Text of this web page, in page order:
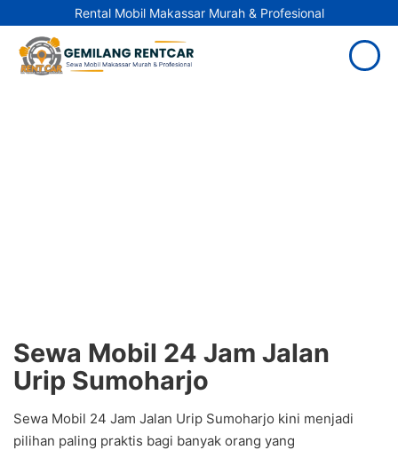
Rental Mobil Makassar Murah & Profesional
Sewa Mobil 24 Jam Jalan
Urip Sumoharjo
Sewa Mobil 24 Jam Jalan Urip Sumoharjo kini menjadi
pilihan paling praktis bagi banyak orang yang